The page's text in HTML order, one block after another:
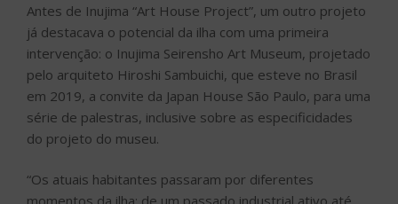
Antes de Inujima “Art House Project”, um outro projeto
já destacava o potencial da ilha com uma primeira
intervenção: o Inujima Seirensho Art Museum, projetado
pelo arquiteto Hiroshi Sambuichi, que esteve no Brasil
em 2019, a convite da Japan House São Paulo, para uma
série de palestras, inclusive sobre as especificidades
do projeto do museu.
“Os atuais habitantes passaram por diferentes